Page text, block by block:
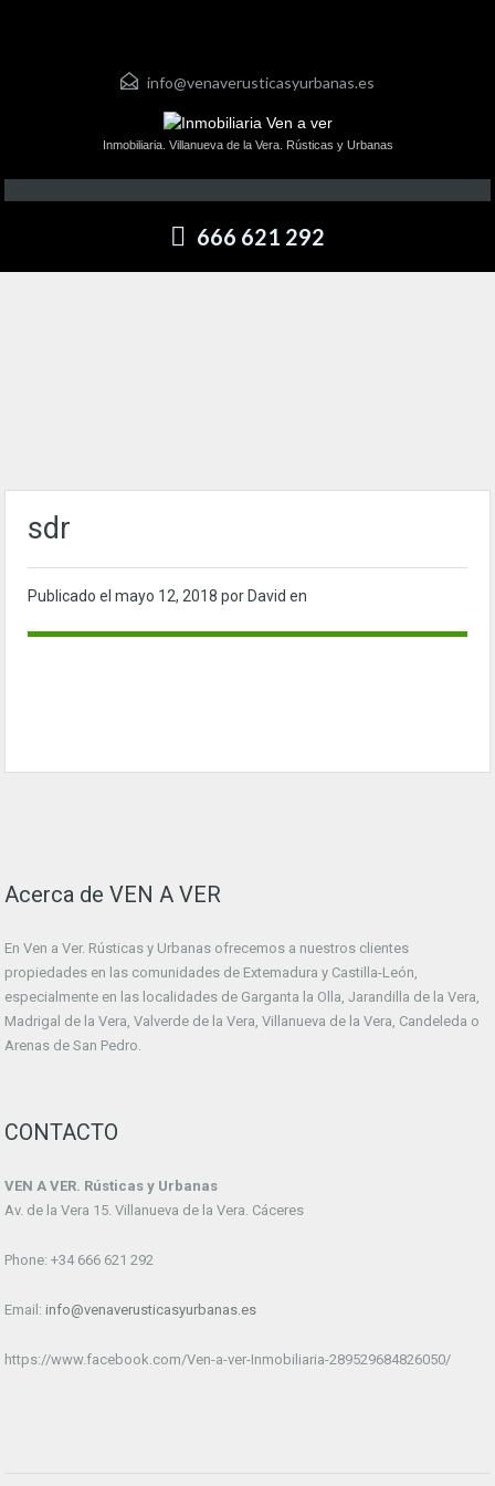
info@venaverusticasyurbanas.es
Inmobiliaria. Villanueva de la Vera. Rústicas y Urbanas
666 621 292
sdr
Publicado el mayo 12, 2018 por David en
Acerca de VEN A VER
En Ven a Ver. Rústicas y Urbanas ofrecemos a nuestros clientes
propiedades en las comunidades de Extemadura y Castilla-León,
especialmente en las localidades de Garganta la Olla, Jarandilla de la Vera,
Madrigal de la Vera, Valverde de la Vera, Villanueva de la Vera, Candeleda o
Arenas de San Pedro.
CONTACTO
VEN A VER. Rústicas y Urbanas
Av. de la Vera 15. Villanueva de la Vera. Cáceres
Phone: +34 666 621 292
Email: info@venaverusticasyurbanas.es
https://www.facebook.com/Ven-a-ver-Inmobiliaria-289529684826050/